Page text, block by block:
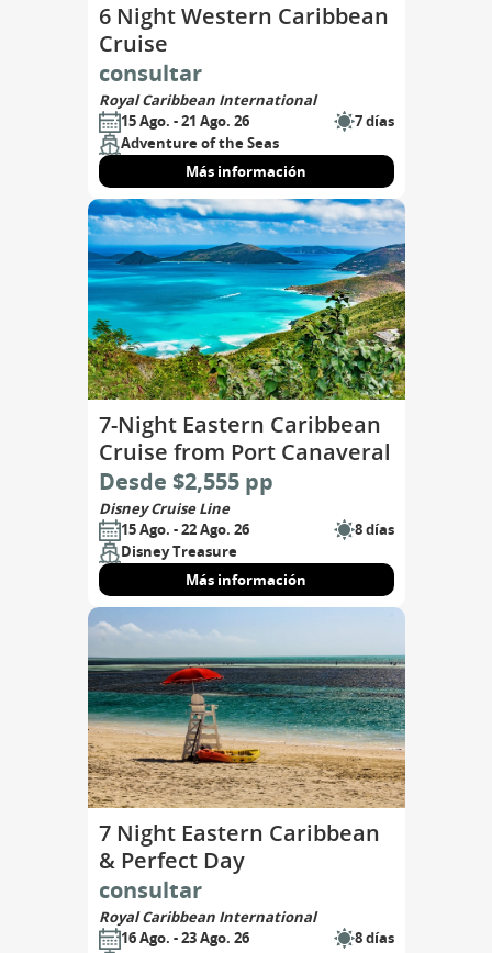
6 Night Western Caribbean
Cruise
consultar
Royal Caribbean International
15 Ago. - 21 Ago. 26
7 días
Adventure of the Seas
Más información
7-Night Eastern Caribbean
Cruise from Port Canaveral
Desde $2,555 pp
Disney Cruise Line
15 Ago. - 22 Ago. 26
8 días
Disney Treasure
Más información
7 Night Eastern Caribbean
& Perfect Day
consultar
Royal Caribbean International
16 Ago. - 23 Ago. 26
8 días